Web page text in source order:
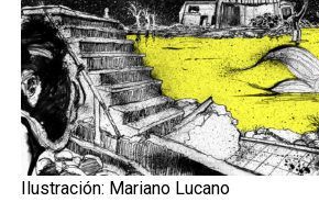
Ilustración: Mariano Lucano